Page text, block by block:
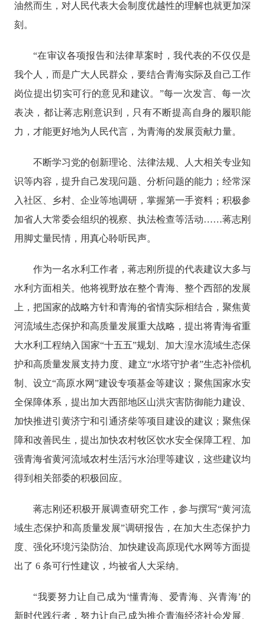
油然而生，对人民代表大会制度优越性的理解也就更加深
刻。
“在审议各项报告和法律草案时，我代表的不仅仅是
我个人，而是广大人民群众，要结合青海实际及自己工作
岗位提出切实可行的意见和建议。”每一次发言、每一次
表决，都让蒋志刚意识到，只有不断提高自身的履职能
力，才能更好地为人民代言，为青海的发展贡献力量。
不断学习党的创新理论、法律法规、人大相关专业知
识等内容，提升自己发现问题、分析问题的能力；经常深
入社区、乡村、企业等地调研，掌握第一手资料；积极参
加省人大常委会组织的视察、执法检查等活动……蒋志刚
用脚丈量民情，用真心聆听民声。
作为一名水利工作者，蒋志刚所提的代表建议大多与
水利方面相关。他将视野放在整个青海、整个西部的发展
上，把国家的战略方针和青海的省情实际相结合，聚焦黄
河流域生态保护和高质量发展重大战略，提出将青海省重
大水利工程纳入国家“十五五”规划、加大湟水流域生态保
护和高质量发展支持力度、建立“水塔守护者”生态补偿机
制、设立“高原水网”建设专项基金等建议；聚焦国家水安
全保障体系，提出加大西部地区山洪灾害防御能力建设、
加快推进引黄济宁和引通济柴等项目建设的建议；聚焦保
障和改善民生，提出加快农村牧区饮水安全保障工程、加
强青海省黄河流域农村生活污水治理等建议，这些建议均
得到相关部委的积极回应。
蒋志刚还积极开展调查研究工作，参与撰写“黄河流
域生态保护和高质量发展”调研报告，在加大生态保护力
度、强化环境污染防治、加快建设高原现代水网等方面提
出了 6 条可行性建议，均被省人大采纳。
“我要努力让自己成为‘懂青海、爱青海、兴青海’的
新时代践行者，努力让自己成为推介青海经济社会发展、